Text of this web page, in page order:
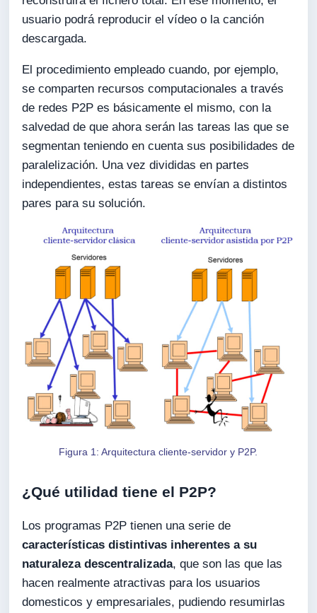
usuario podrá reproducir el vídeo o la canción
descargada.
El procedimiento empleado cuando, por ejemplo,
se comparten recursos computacionales a través
de redes P2P es básicamente el mismo, con la
salvedad de que ahora serán las tareas las que se
segmentan teniendo en cuenta sus posibilidades de
paralelización. Una vez divididas en partes
independientes, estas tareas se envían a distintos
pares para su solución.
Figura 1: Arquitectura cliente-servidor y P2P.
¿Qué utilidad tiene el P2P?
Los programas P2P tienen una serie de
características distintivas inherentes a su
naturaleza descentralizada, que son las que las
hacen realmente atractivas para los usuarios
domesticos y empresariales, pudiendo resumirlas